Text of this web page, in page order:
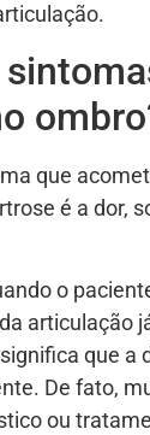
que
é a dor,
o
articulação
que a
De fato,
ou